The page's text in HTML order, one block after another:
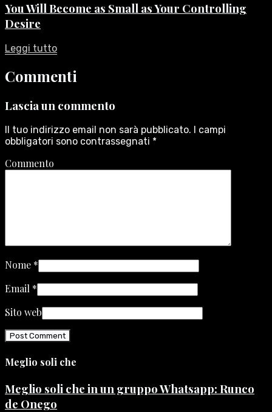
You Will Become as Small as Your Controlling
Desire
Leggi tutto
Commenti
Lascia un commento
Il tuo indirizzo email non sarà pubblicato.
I campi
obbligatori sono contrassegnati *
Commento
Nome *
Email *
Sito web
Meglio soli che
Meglio soli che in un gruppo Whatsapp: Runco
de Onego